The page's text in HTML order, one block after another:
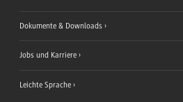
Dokumente & Downloads
Jobs und Karriere
Leichte Sprache